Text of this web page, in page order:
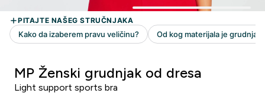
MP Ženski grudnjak od dresa
Light support sports bra